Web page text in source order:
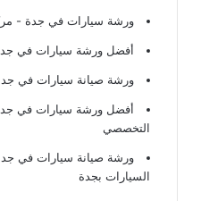
ورشة سيارات في جدة -
أفضل ورشة سيارات في
ورشة صيانة سيارات في
أفضل ورشة سيارات في
التخصصي
ورشة صيانة سيارات في
السيارات بجدة